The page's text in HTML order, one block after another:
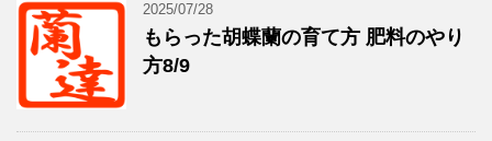
2025/07/28
もらった胡蝶蘭の育て方 肥料のやり
方8/9